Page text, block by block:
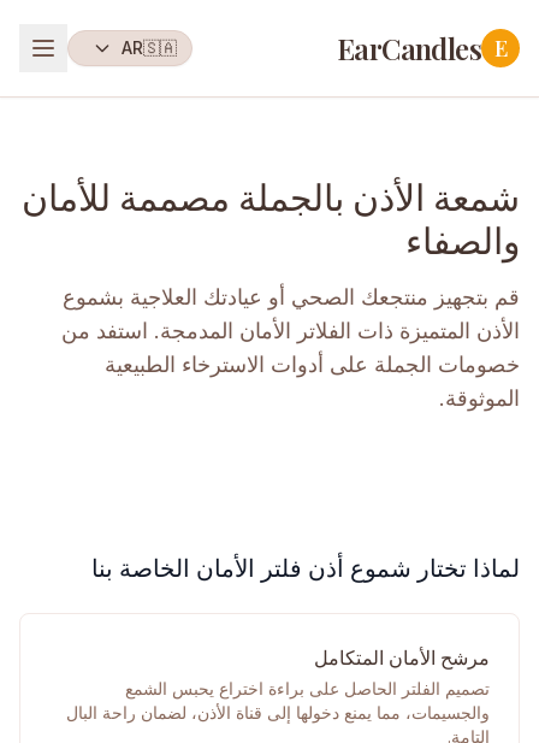
E
EarCandles
🇸🇦
AR
شمعة الأذن بالجملة مصممة للأمان
والصفاء
قم بتجهيز منتجعك الصحي أو عيادتك العلاجية بشموع
الأذن المتميزة ذات الفلاتر الأمان المدمجة. استفد من
خصومات الجملة على أدوات الاسترخاء الطبيعية
الموثوقة.
لماذا تختار شموع أذن فلتر الأمان الخاصة بنا
مرشح الأمان المتكامل
تصميم الفلتر الحاصل على براءة اختراع يحبس الشمع
والجسيمات، مما يمنع دخولها إلى قناة الأذن، لضمان راحة البال
التامة.